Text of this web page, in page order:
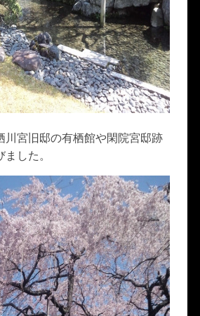
川宮旧邸の有栖館や閑院宮邸跡
した。